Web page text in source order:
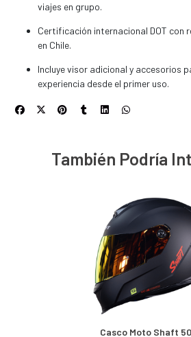
viajes en grupo.
Certificación internacional DOT con
en Chile.
Incluye visor adicional y accesorios
experiencia desde el primer uso.
También Podría
Casco Moto Shaft